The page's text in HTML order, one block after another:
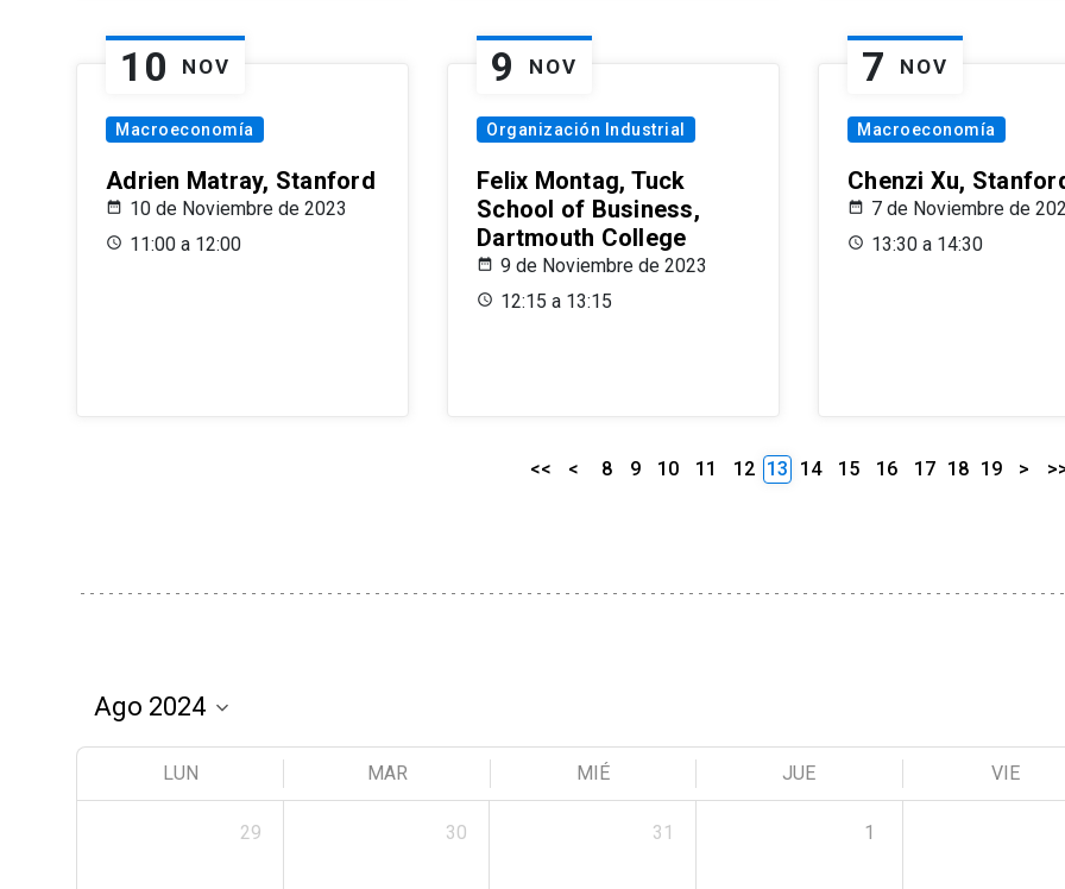
10 NOV
Macroeconomía
Adrien Matray, Stanford
10 de Noviembre de 2023
11:00 a 12:00
9 NOV
Organización Industrial
Felix Montag, Tuck
School of Business,
Dartmouth College
9 de Noviembre de 2023
12:15 a 13:15
7 NOV
Macroeconomía
Chenzi Xu,
7 de Noviembre de
13:30 a 14:30
<< < 8 9 10 11 12 13 14 15 16 17 18 19 >
LUN MAR MIÉ JUE VIE
29 30 31 1